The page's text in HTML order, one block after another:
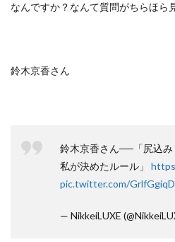
なんですか？なんて質問がちらほら
鈴木京香さん
鈴木京香さん──「尻込み
私が決めたルール」
pic.twitter.com/
— NikkeiLUXE